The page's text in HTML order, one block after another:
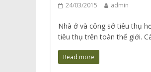
24/03/2015 admin
Nhà ở và công sở tiêu thụ
tiêu thụ trên toàn thế giới.
Read more